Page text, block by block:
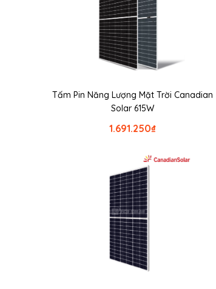
Tấm Pin Năng Lượng Mặt Trời Canadian
Solar 615W
₫
1.691.250